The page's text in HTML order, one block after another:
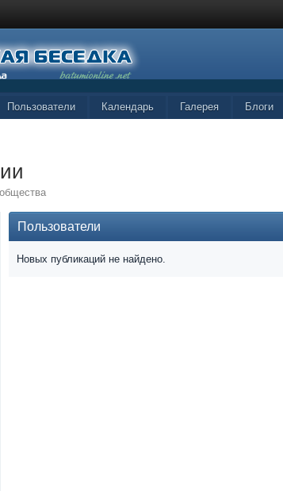
Пользователи Календарь Галерея Блоги
Пользователи
Новых публикаций не найдено.